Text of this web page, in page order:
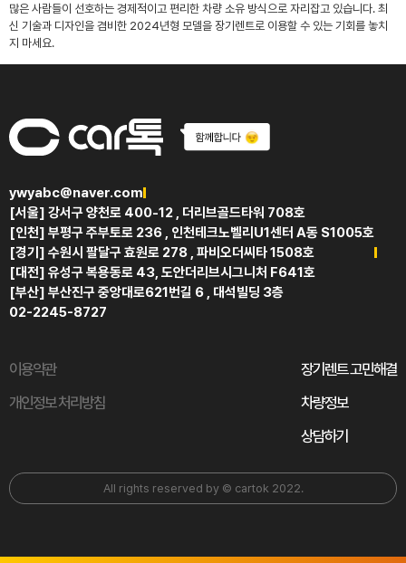
많은 사람들이 선호하는 경제적이고 편리한 차량 소유 방식으로 자리잡고 있습니다. 최
신 기술과 디자인을 겸비한 2024년형 모델을 장기렌트로 이용할 수 있는 기회를 놓치
지 마세요.
ywyabc@naver.com
[서울] 강서구 양천로 400-12 , 더리브골드타워 708호
[인천] 부평구 주부토로 236 , 인천테크노벨리U1센터 A동 S1005호
[경기] 수원시 팔달구 효원로 278 , 파비오더씨타 1508호
[대전] 유성구 복용동로 43, 도안더리브시그니처 F641호
[부산] 부산진구 중앙대로621번길 6 , 대석빌딩 3층
02-2245-8727
이용약관
개인정보 처리방침
장기렌트 고민해결
차량정보
상담하기
All rights reserved by © cartok 2022.